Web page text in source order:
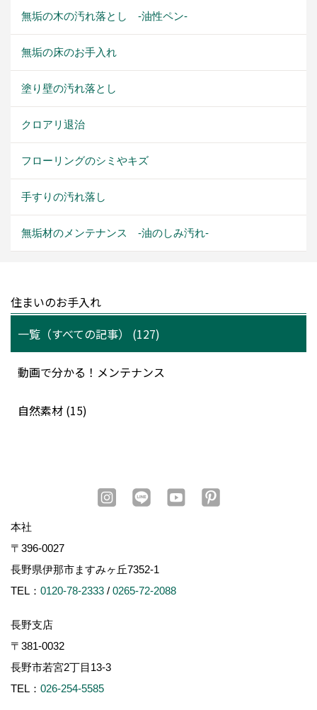
無垢の木の汚れ落とし -油性ペン-
無垢の床のお手入れ
塗り壁の汚れ落とし
クロアリ退治
フローリングのシミやキズ
手すりの汚れ落し
無垢材のメンテナンス -油のしみ汚れ-
住まいのお手入れ
一覧（すべての記事） (127)
動画で分かる！メンテナンス
自然素材 (15)
本社
〒396-0027
長野県伊那市ますみヶ丘7352-1
TEL： 0120-78-2333 / 0265-72-2088
長野支店
〒381-0032
長野市若宮2丁目13-3
TEL： 026-254-5585